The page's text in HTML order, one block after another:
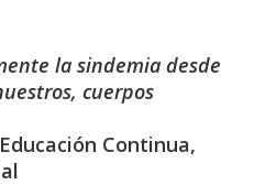
la sindemia desde
cuerpos
Continua,